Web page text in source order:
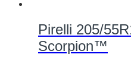
Pirelli 205/
Scorpion™